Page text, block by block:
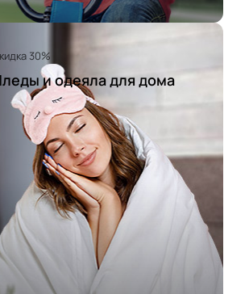
30%
и одеяла для дома